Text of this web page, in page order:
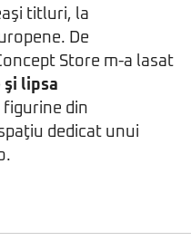
titluri, la
De
Store m-a lasat
şi lipsa
figurine din
dedicat unui